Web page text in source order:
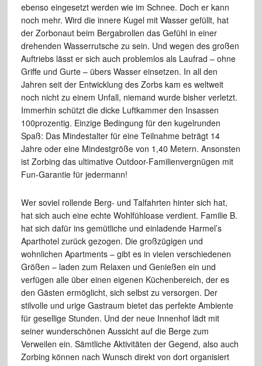
ebenso eingesetzt werden wie im Schnee. Doch er kann
noch mehr. Wird die innere Kugel mit Wasser gefüllt, hat
der Zorbonaut beim Bergabrollen das Gefühl in einer
drehenden Wasserrutsche zu sein. Und wegen des großen
Auftriebs lässt er sich auch problemlos als Laufrad – ohne
Griffe und Gurte – übers Wasser einsetzen. In all den
Jahren seit der Entwicklung des Zorbs kam es weltweit
noch nicht zu einem Unfall, niemand wurde bisher verletzt.
Immerhin schützt die dicke Luftkammer den Insassen
100prozentig. Einzige Bedingung für den kugelrunden
Spaß: Das Mindestalter für eine Teilnahme beträgt 14
Jahre oder eine Mindestgröße von 1,40 Metern. Ansonsten
ist Zorbing das ultimative Outdoor-Familienvergnügen mit
Fun-Garantie für jedermann!
Wer soviel rollende Berg- und Talfahrten hinter sich hat,
hat sich auch eine echte Wohlfühloase verdient. Familie B.
hat sich dafür ins gemütliche und einladende Harmel’s
Aparthotel zurück gezogen. Die großzügigen und
wohnlichen Apartments – gibt es in vielen verschiedenen
Größen – laden zum Relaxen und Genießen ein und
verfügen alle über einen eigenen Küchenbereich, der es
den Gästen ermöglicht, sich selbst zu versorgen. Der
stilvolle und urige Gastraum bietet das perfekte Ambiente
für gesellige Stunden. Und der neue Innenhof lädt mit
seiner wunderschönen Aussicht auf die Berge zum
Verweilen ein. Sämtliche Aktivitäten der Gegend, also auch
Zorbing können nach Wunsch direkt von dort organisiert